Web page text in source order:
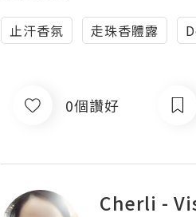
止汗香氛 走珠香體露
0個讚好
Cherli -